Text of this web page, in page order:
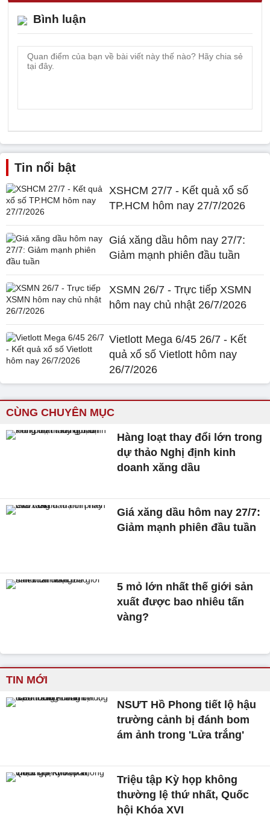
Bình luận
Tin nổi bật
XSHCM 27/7 - Kết quả xổ số
TP.HCM hôm nay 27/7/2026
Giá xăng dầu hôm nay 27/7:
Giảm mạnh phiên đầu tuần
XSMN 26/7 - Trực tiếp XSMN
hôm nay chủ nhật 26/7/2026
Vietlott Mega 6/45 26/7 - Kết
quả xổ số Vietlott hôm nay
26/7/2026
CÙNG CHUYÊN MỤC
Hàng loạt thay đổi lớn trong
dự thảo Nghị định kinh
doanh xăng dầu
Giá xăng dầu hôm nay 27/7:
Giảm mạnh phiên đầu tuần
5 mỏ lớn nhất thế giới sản
xuất được bao nhiêu tấn
vàng?
TIN MỚI
NSƯT Hồ Phong tiết lộ hậu
trường cảnh bị đánh bom
ám ảnh trong 'Lửa trắng'
Triệu tập Kỳ họp không
thường lệ thứ nhất, Quốc
hội Khóa XVI